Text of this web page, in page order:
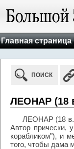
Главная страница
ПОИСК
ЛЕОНАР (18
ЛЕОНАР (18
Автор прически,
корабликом"), и
того, чтобы дама